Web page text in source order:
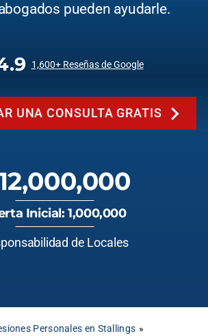
pueden ayudarle.
1,600+ Reseñas de Google
UNA CONSULTA GRATIS
Inicial: 1,000,000
de Locales
Personales en Stallings »